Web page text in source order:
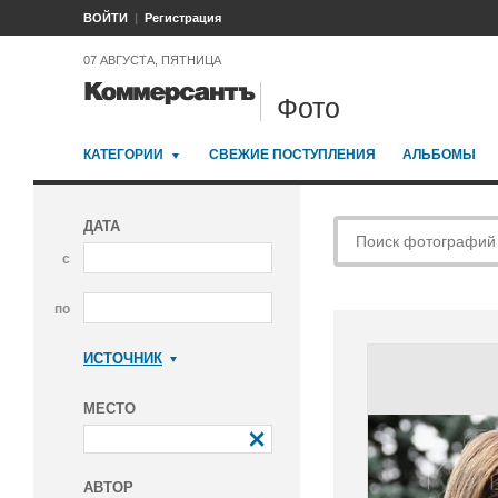
ВОЙТИ Регистрация
07 АВГУСТА, ПЯТНИЦА
Фото
КАТЕГОРИИ СВЕЖИЕ ПОСТУПЛЕНИЯ АЛЬБОМЫ
ДАТА
с
по
ИСТОЧНИК
МЕСТО
АВТОР